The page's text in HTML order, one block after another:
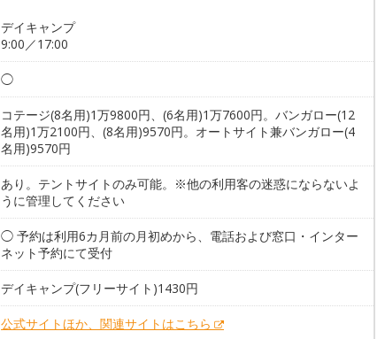
デイキャンプ
9:00／17:00
◯
コテージ(8名用)1万9800円、(6名用)1万7600円。バンガロー(12
名用)1万2100円、(8名用)9570円。オートサイト兼バンガロー(4
名用)9570円
あり。テントサイトのみ可能。※他の利用客の迷惑にならないよ
うに管理してください
◯ 予約は利用6カ月前の月初めから、電話および窓口・インター
ネット予約にて受付
デイキャンプ(フリーサイト)1430円
公式サイトほか、関連サイトはこちら